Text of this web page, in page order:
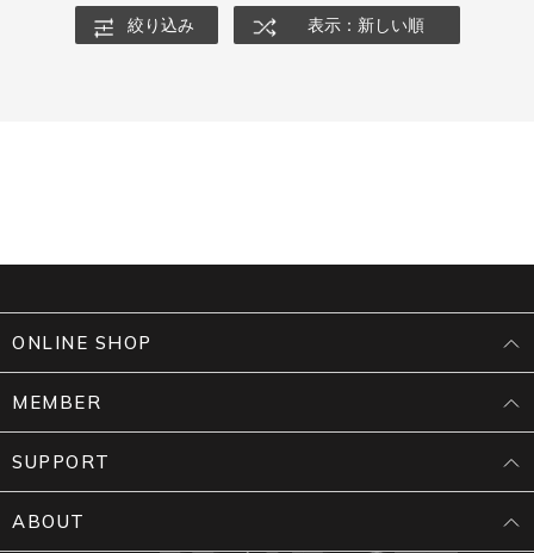
絞り込み 表示：新しい順
ONLINE SHOP
MEMBER
SUPPORT
ABOUT